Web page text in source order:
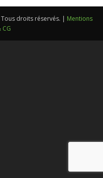
droits réservés. | Mentions
CG